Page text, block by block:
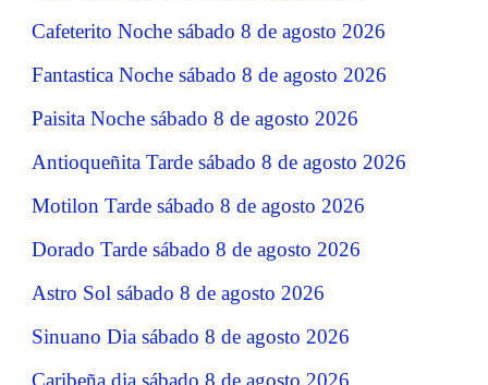
Cafeterito Noche sábado 8 de agosto 2026
Fantastica Noche sábado 8 de agosto 2026
Paisita Noche sábado 8 de agosto 2026
Antioqueñita Tarde sábado 8 de agosto 2026
Motilon Tarde sábado 8 de agosto 2026
Dorado Tarde sábado 8 de agosto 2026
Astro Sol sábado 8 de agosto 2026
Sinuano Dia sábado 8 de agosto 2026
Caribeña dia sábado 8 de agosto 2026